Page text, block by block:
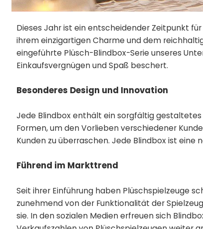
Dieses Jahr ist ein entscheidender Zeitpunkt
ihrem einzigartigen Charme und dem
eingeführte Plüsch-Blindbox-Serie unseres
Einkaufsvergnügen und Spaß beschert.
Besonderes Design und Innovation
Jede Blindbox enthält ein sorgfältig gestaltetes
Formen, um den Vorlieben verschiedener
Kunden zu überraschen. Jede Blindbox ist eine
Führend im Markttrend
Seit ihrer Einführung haben Plüschspielzeuge
zunehmend von der Funktionalität der
sie. In den sozialen Medien erfreuen sich